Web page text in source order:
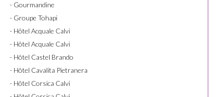
- Gourmandine
- Groupe Tohapi
- Hôtel Acquale Calvi
- Hôtel Acquale Calvi
- Hôtel Castel Brando
- Hôtel Cavalita Pietranera
- Hôtel Corsica Calvi